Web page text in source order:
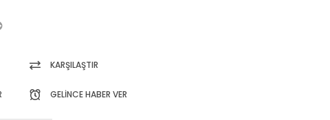
KARŞILAŞTIR
GELINCE HABER VER